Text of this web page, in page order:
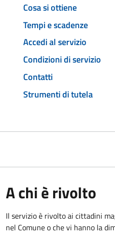
Cosa si ottiene
Tempi e scadenze
Accedi al servizio
Condizioni di servizio
Contatti
Strumenti di tutela
A chi è rivolto
Il servizio è rivolto ai cittadini
nel Comune o che vi hanno la